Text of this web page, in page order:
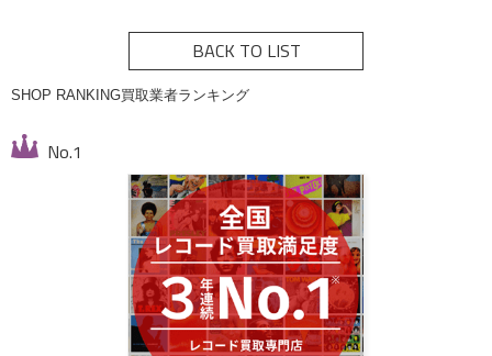
BACK TO LIST
SHOP RANKING買取業者ランキング